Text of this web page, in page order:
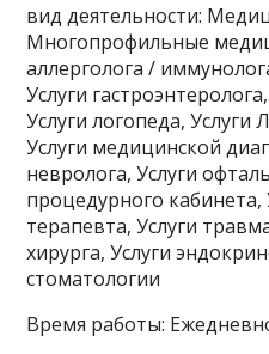
вид деятельности:
Многопрофильные
аллерголога /
Услуги
Услуги логопеда, Услуги
Услуги медицинской
невролога, Услуги
процедурного кабинета,
терапевта, Услуги
хирурга, Услуги
стоматологии
Время работы: